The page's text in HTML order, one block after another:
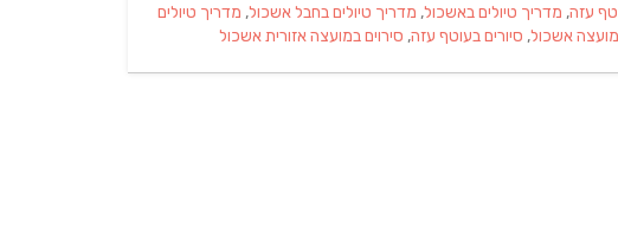
עזה, מדריך טיולים באשכול, מדריך טיולים בחבל אשכול, מדריך טיולים
אשכול, סיורים בעוטף עזה, סירוים במועצה אזורית אשכול